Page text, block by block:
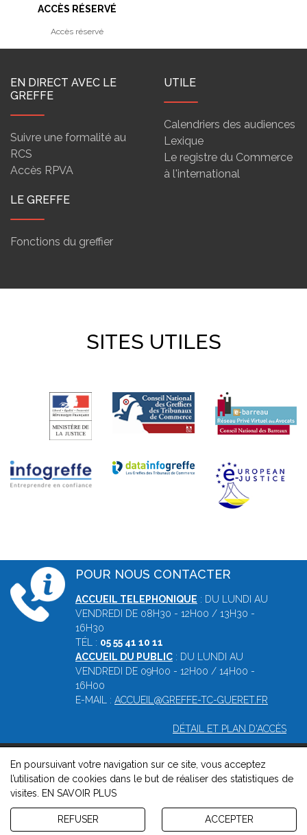
ACCÈS RÉSERVÉ
Accès réservé
EN DIRECT AVEC LE
GREFFE
Suivre une formalité au
RCS
Accès RPVA
UTILE
Calendriers des audiences
Lexique
Le registre du Commerce
à l'international
LE GREFFE
Fonctions du greffier
SITES UTILES
POUR NOUS CONTACTER
ACCUEIL TELEPHONIQUE : DU LUNDI AU
VENDREDI DE 08H30 - 12H00 / 13H30 -
16H30
TÉL : 05 55 41 10 11
ACCUEIL DU PUBLIC : DU LUNDI AU
VENDREDI DE 09H00 - 12H00 / 14H00 -
16H00
E-MAIL : ACCUEIL@GREFFE-TC-GUERET.FR
DÉTAIL ET PLAN D'ACCÈS
© 2026, Greffe du tribunal de commerce de Guéret -Mentions
légales-Contact -Gestion des cookies -Politique de
confidentialité et de cookies
Version : 1.8.1
En poursuivant votre navigation sur ce site, vous acceptez
l’utilisation de cookies dans le but de réaliser des statistiques de
visites.
EN SAVOIR PLUS
REFUSER ACCEPTER